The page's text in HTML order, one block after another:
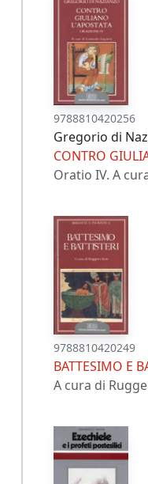
9788810420256
Gregorio di
CONTRO
Oratio IV. A
9788810420249
BATTESIMO E
A cura di